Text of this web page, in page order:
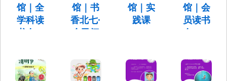
时间：5月
19日（周
二）
11:30
13日（周
三）
17:30-
活动时
间：5月12
日（周
馆｜全
学科读
思议的
生命》
馆｜书
香北七·
《北京
城的故
馆｜实
践课
石，如
此活
馆｜会
员读书
情绪小
怪兽》